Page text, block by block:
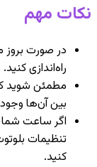
نکات مهم
در صورت
راه‌اندازی کنید.
مطمئن شوید
بین آن‌ها
اگر ساعت
تنظیمات
کنید.